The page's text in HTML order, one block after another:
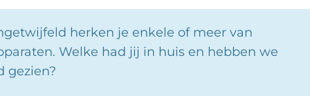
herken je enkele of meer van
Welke had jij in huis en hebben we
gezien?